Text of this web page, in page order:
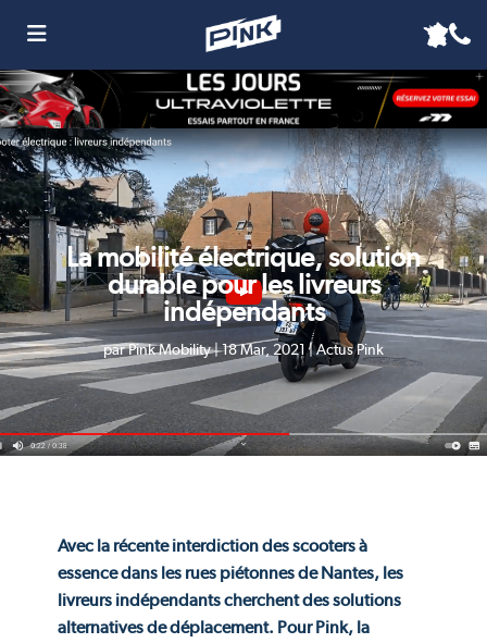
La mobilité électrique, solution
durable pour les livreurs
indépendants
parPink Mobility|18 Mar, 2021|Actus Pink
Avec la récente interdiction des scooters à
essence dans les rues piétonnes de Nantes, les
livreurs indépendants cherchent des solutions
alternatives de déplacement. Pour Pink, la